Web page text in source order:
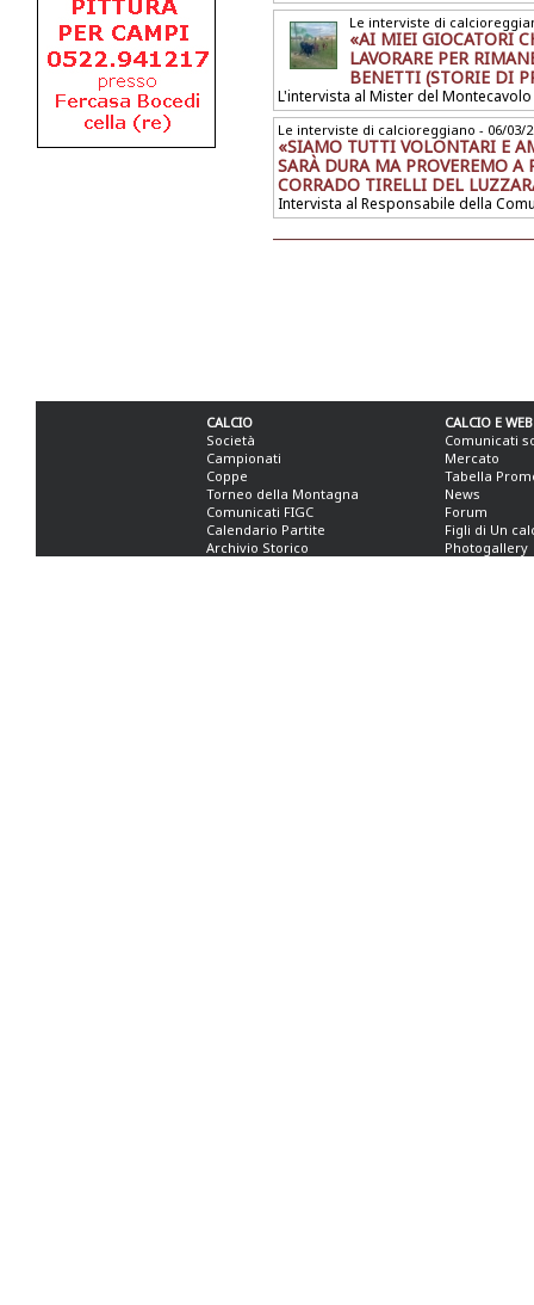
Le interviste di
«AI MIEI GIOCATORI
LAVORARE PER
BENETTI (STORIE DI
L'intervista al Mister del Montecavolo
Le interviste di calcioreggiano - 06/03/
«SIAMO TUTTI VOLONTARI E
SARÀ DURA MA PROVEREMO A
CORRADO TIRELLI DEL
Intervista al Responsabile della
CALCIO
Società
Campionati
Coppe
Torneo della Montagna
Comunicati FIGC
Calendario Partite
Archivio Storico
CALCIO E WEB
Comunicati
Mercato
Tabella
News
Forum
Figli di Un
Photogallery